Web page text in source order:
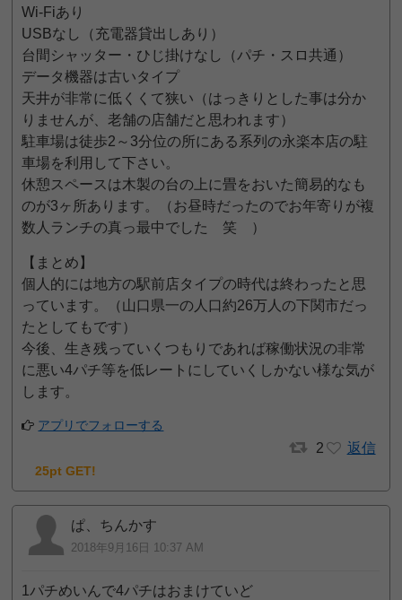
Wi-Fiあり
USBなし（充電器貸出しあり）
台間シャッター・ひじ掛けなし（パチ・スロ共通）
データ機器は古いタイプ
天井が非常に低くくて狭い（はっきりとした事は分か
りませんが、老舗の店舗だと思われます）
駐車場は徒歩2～3分位の所にある系列の永楽本店の駐
車場を利用して下さい。
休憩スペースは木製の台の上に畳をおいた簡易的なも
のが3ヶ所あります。（お昼時だったのでお年寄りが複
数人ランチの真っ最中でした 笑 ）
【まとめ】
個人的には地方の駅前店タイプの時代は終わったと思
っています。（山口県一の人口約26万人の下関市だっ
たとしてもです）
今後、生き残っていくつもりであれば稼働状況の非常
に悪い4パチ等を低レートにしていくしかない様な気が
します。
アプリでフォローする
2 返信
25pt GET!
ぱ、ちんかす
2018年9月16日 10:37 AM
1パチめいんで4パチはおまけていど